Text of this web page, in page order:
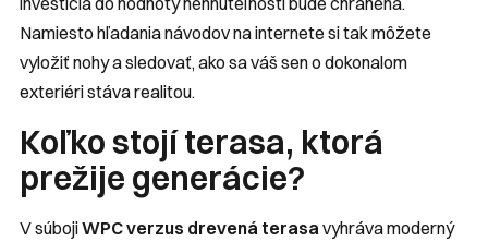
Namiesto hľadania návodov na internete si tak môžete
vyložiť nohy a sledovať, ako sa váš sen o dokonalom
exteriéri stáva realitou.
Koľko stojí terasa, ktorá
prežije generácie?
V súbojiWPC verzus drevená terasavyhráva moderný